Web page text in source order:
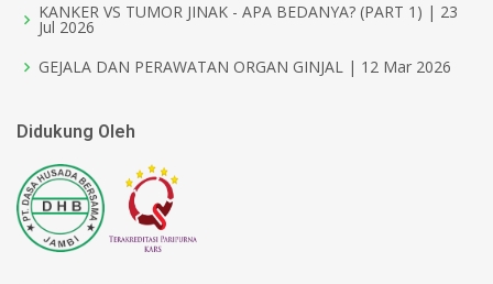
KANKER VS TUMOR JINAK - APA BEDANYA? (PART 1) | 23
Jul 2026
GEJALA DAN PERAWATAN ORGAN GINJAL | 12 Mar 2026
Didukung Oleh